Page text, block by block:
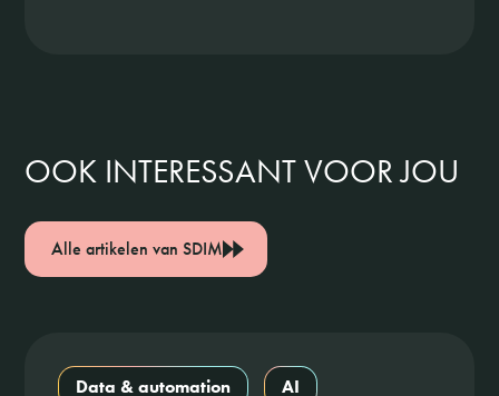
OOK INTERESSANT VOOR JOU
Alle artikelen van SDIM
Data & automation AI